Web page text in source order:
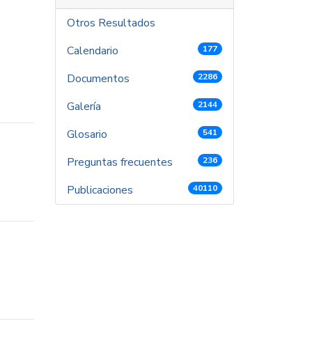
Otros Resultados
Calendario
177
Documentos 2286
Galería 2144
Glosario 541
Preguntas frecuentes 236
Publicaciones 40110